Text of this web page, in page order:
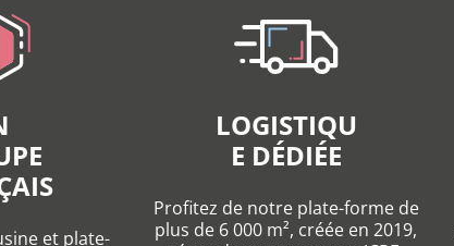
et plate-
LOGISTIQU
E DÉDIÉE
Profitez de notre plate-forme de
plus de 6 000 m², créée en 2019,